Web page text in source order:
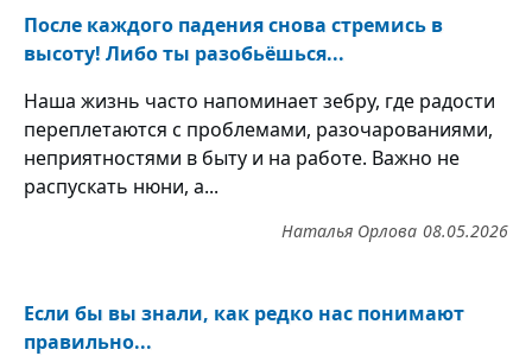
После каждого падения снова стремись в
высоту! Либо ты разобьёшься...
Наша жизнь часто напоминает зебру, где радости
переплетаются с проблемами, разочарованиями,
неприятностями в быту и на работе. Важно не
распускать нюни, а...
08.05.2026
Наталья Орлова
Если бы вы знали, как редко нас понимают
правильно...